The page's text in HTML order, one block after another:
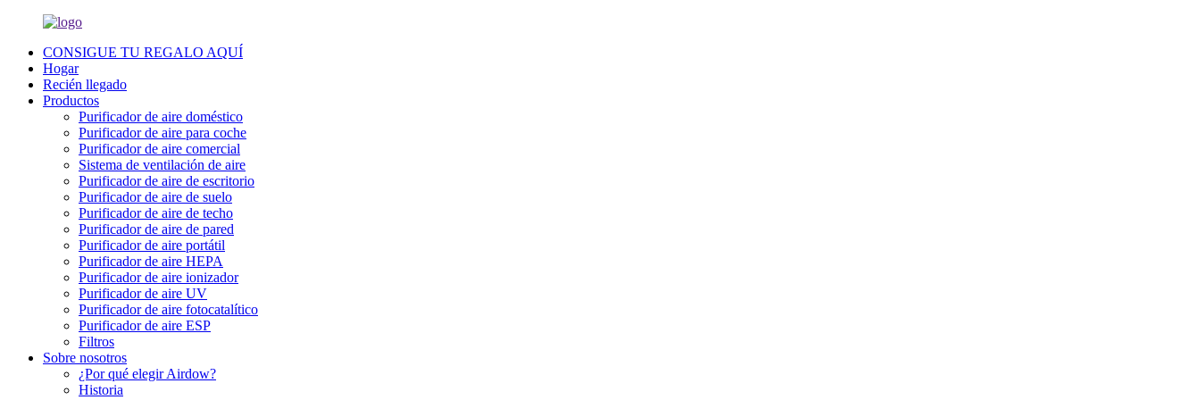
CONSIGUE TU REGALO AQUÍ
Hogar
Recién llegado
Productos
Purificador de aire doméstico
Purificador de aire para coche
Purificador de aire comercial
Sistema de ventilación de aire
Purificador de aire de escritorio
Purificador de aire de suelo
Purificador de aire de techo
Purificador de aire de pared
Purificador de aire portátil
Purificador de aire HEPA
Purificador de aire ionizador
Purificador de aire UV
Purificador de aire fotocatalítico
Purificador de aire ESP
Filtros
Sobre nosotros
¿Por qué elegir Airdow?
Historia